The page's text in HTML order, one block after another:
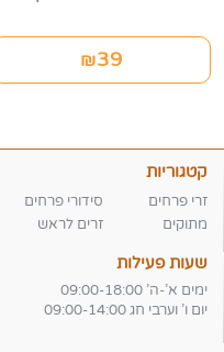
₪39
קטגוריות
זרי פרחים סידורי פרחים
מתוקים
זרים לראש
שעות פעילות
ימים א'-ה' 09:00-18:00
יום ו' וערבי חג 09:00-14:00